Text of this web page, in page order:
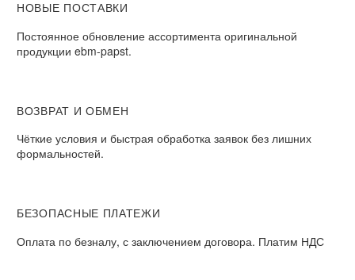
НОВЫЕ ПОСТАВКИ
Постоянное обновление ассортимента оригинальной
продукции ebm-papst.
ВОЗВРАТ И ОБМЕН
Чёткие условия и быстрая обработка заявок без лишних
формальностей.
БЕЗОПАСНЫЕ ПЛАТЕЖИ
Оплата по безналу, с заключением договора. Платим НДС